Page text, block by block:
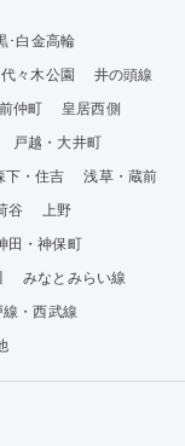
･白金高輪
代々木公園
井の頭線
仲町
皇居西側
戸越・大井町
下・住吉
浅草・蔵前
谷
上野
田・神保町
みなとみらい線
・西武線